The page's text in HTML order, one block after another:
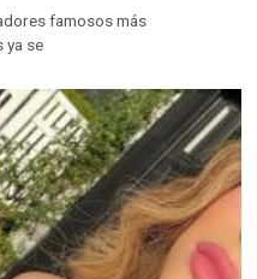
famosos más
ya se